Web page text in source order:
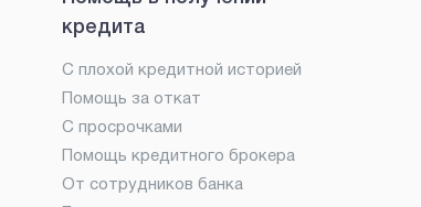
кредита
С плохой кредитной историей
Помощь за откат
С просрочками
Помощь кредитного брокера
От сотрудников банка